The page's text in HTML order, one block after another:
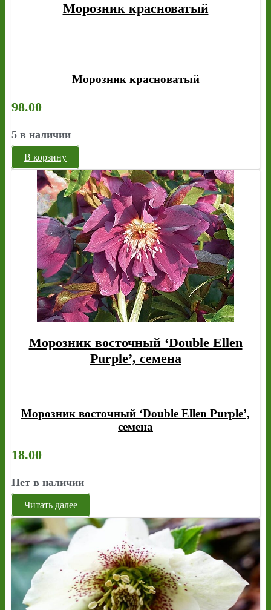
Морозник красноватый
Морозник красноватый
98.00
5 в наличии
В корзину
Морозник восточный ‘Double Ellen
Purple’, семена
Морозник восточный ‘Double Ellen Purple’,
семена
18.00
Нет в наличии
Читать далее